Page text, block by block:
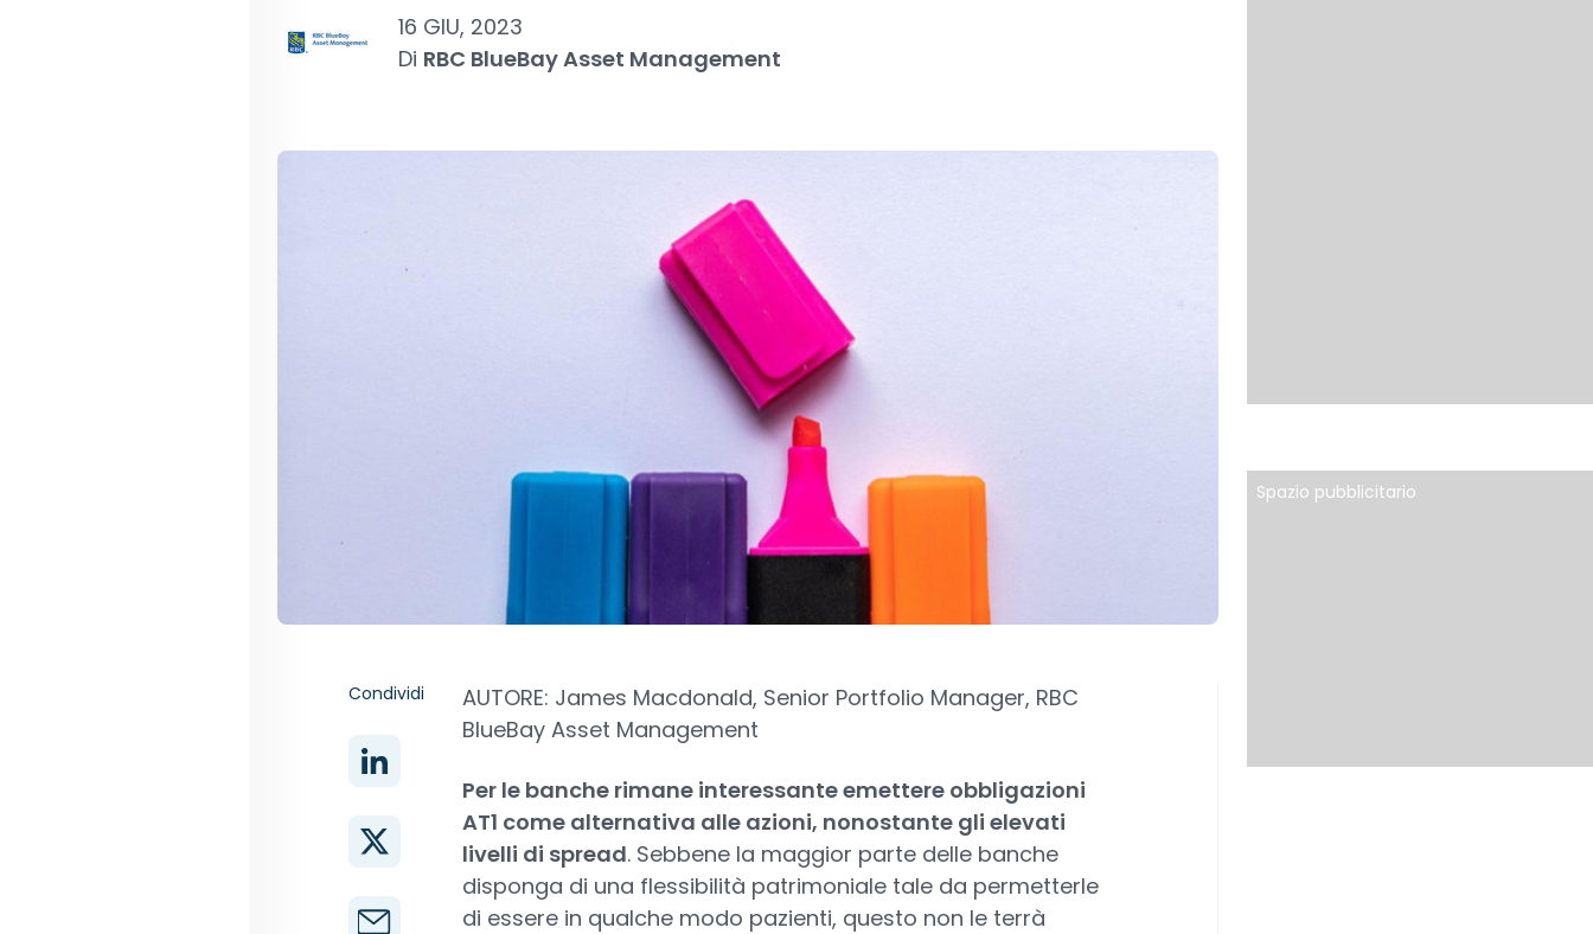
16 GIU, 2023
Di RBC BlueBay Asset Management
Condividi
AUTORE: James Macdonald, Senior Portfolio Manager, RBC
BlueBay Asset Management
Per le banche rimane interessante emettere obbligazioni
AT1 come alternativa alle azioni, nonostante gli elevati
livelli di spread. Sebbene la maggior parte delle banche
disponga di una flessibilità patrimoniale tale da permetterle
di essere in qualche modo pazienti, questo non le terrà
Spazio pubblicitario